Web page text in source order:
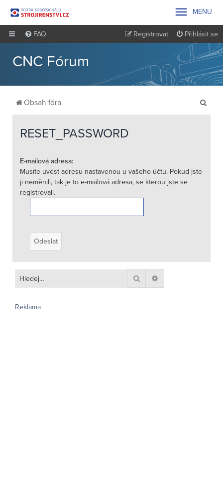
 MENU
FAQ Přihlásit se
Registrovat
CNC Fórum
Obsah fóra
l
RESET_PASSWORD
E-mailová adresa:
Musíte uvést adresu nastavenou u vašeho účtu. Pokud jste
ji neměnili, tak je to e-mailová adresa, se kterou jste se
registrovali.
Hledat
Reklama